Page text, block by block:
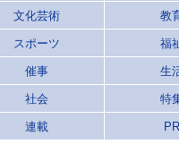
文化芸術 教
スポーツ 福
催事 生
社会 特
連載 PR